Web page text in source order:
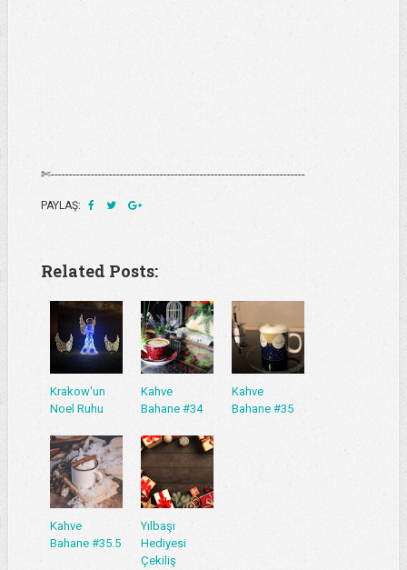
✄----------------------------------------------------------------------
PAYLAŞ:
Related Posts:
Krakow'un
Noel Ruhu
Kahve
Bahane #34
Kahve
Bahane #35
Kahve
Bahane #35.5
Yılbaşı
Hediyesi
Çekiliş